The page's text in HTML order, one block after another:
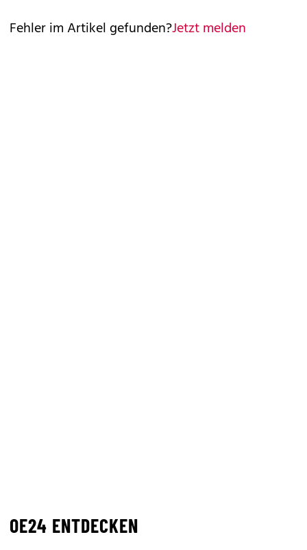
Fehler im Artikel gefunden?Jetzt melden
OE24 ENTDECKEN